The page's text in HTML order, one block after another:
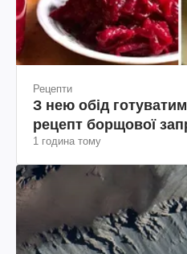
Рецепти
З нею обід
рецепт борщової
1 година тому